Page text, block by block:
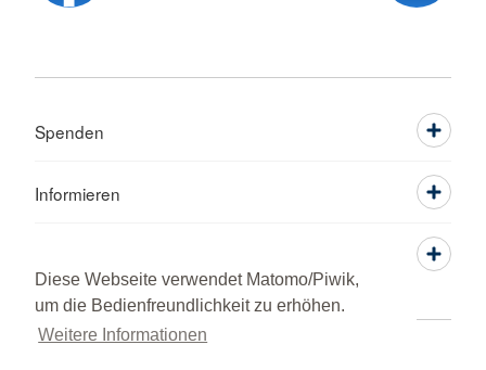
Diese Webseite verwendet Matomo/Piwik,
um die Bedienfreundlichkeit zu erhöhen.
Weitere Informationen
Spenden
Informieren